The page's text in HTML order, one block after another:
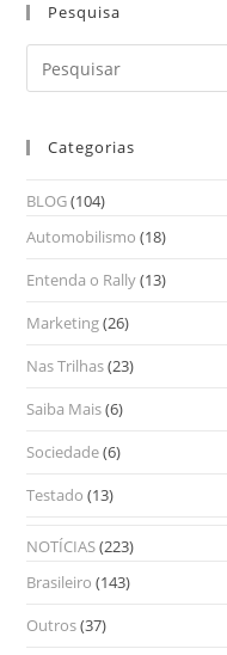
Pesquisa
Categorias
BLOG(104)
Automobilismo (18)
Entenda o Rally(13)
Marketing(26)
Nas Trilhas(23)
Saiba Mais(6)
Sociedade(6)
Testado (13)
NOTÍCIAS(223)
Brasileiro (143)
Outros(37)